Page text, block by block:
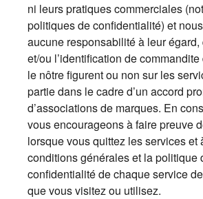
ni leurs pratiques commerciales
politiques de confidentialité) et
aucune responsabilité à leur
et/ou l’identification de
le nôtre figurent ou non sur les
partie dans le cadre d’un accord
d’associations de marques. En
vous encourageons à faire preuve
lorsque vous quittez les services et
conditions générales et la politique
confidentialité de chaque service
que vous visitez ou utilisez.